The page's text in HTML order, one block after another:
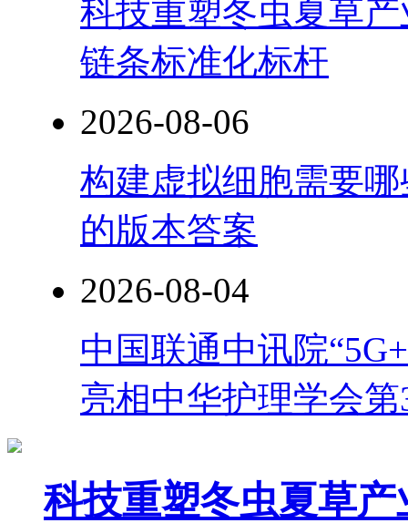
科技重塑冬虫夏草
链条标准化标杆
2026-08-06
构建虚拟细胞需要
的版本答案
2026-08-04
中国联通中讯院
亮相中华护理学会
科技重塑冬虫夏草